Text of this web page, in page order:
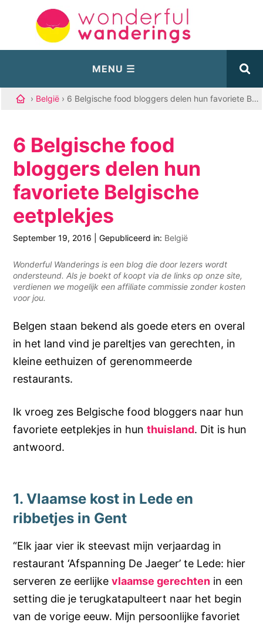
› België › 6 Belgische food bloggers delen hun favoriete Belgische eetplekjes
6 Belgische food
bloggers delen hun
favoriete Belgische
eetplekjes
September 19, 2016 |Gepubliceerd in: België
Wonderful Wanderings is een blog die door lezers wordt
ondersteund. Als je boekt of koopt via de links op onze site,
verdienen we mogelijk een affiliate commissie zonder kosten
voor jou.
Belgen staan bekend als goede eters en overal
in het land vind je pareltjes van gerechten, in
kleine eethuizen of gerenommeerde
restaurants.
Ik vroeg zes Belgische food bloggers naar hun
favoriete eetplekjes in hunthuisland. Dit is hun
antwoord.
1. Vlaamse kost in Lede en
ribbetjes in Gent
“Elk jaar vier ik steevast mijn verjaardag in
restaurant ‘Afspanning De Jaeger’ te Lede: hier
serveren ze eerlijkevlaamse gerechten in een
setting die je terugkatapulteert naar het begin
van de vorige eeuw. Mijn persoonlijke favoriet